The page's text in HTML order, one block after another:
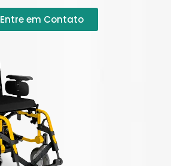
Entre em Contato